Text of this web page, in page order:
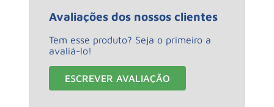
Avaliações dos nossos clientes
Tem esse produto? Seja o primeiro a
avaliá-lo!
ESCREVER AVALIAÇÃO